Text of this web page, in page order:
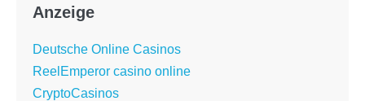
Anzeige
Deutsche Online Casinos
ReelEmperor casino online
CryptoCasinos